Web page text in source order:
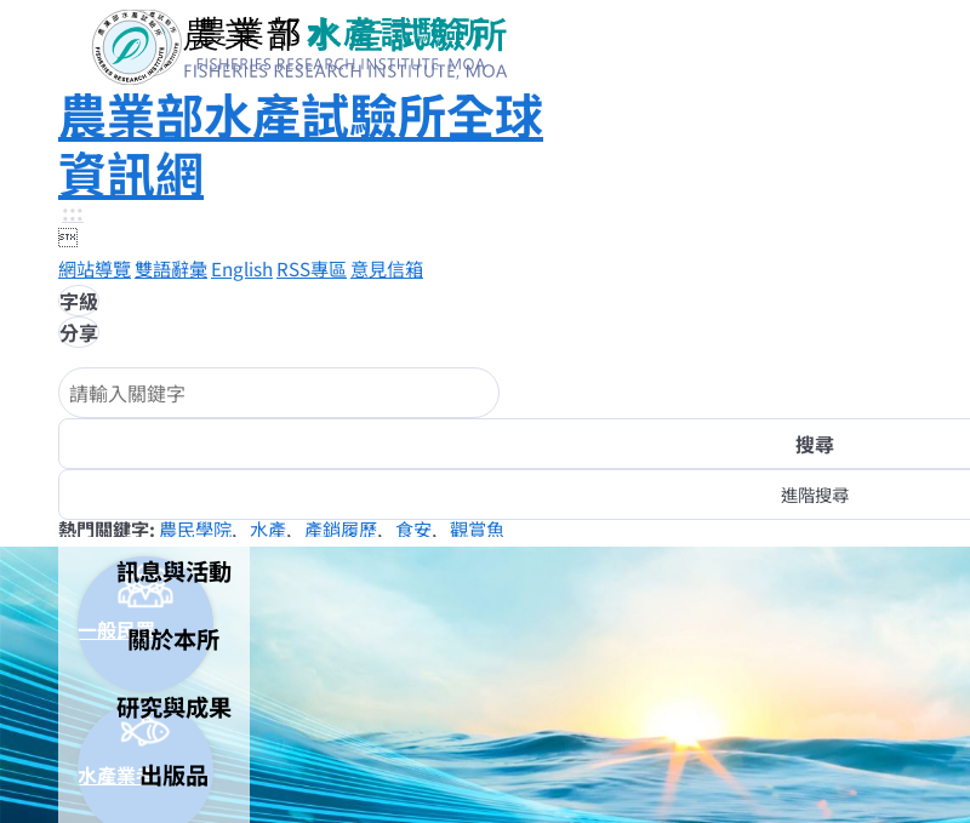
農業部水產試驗所全球
資訊網
:::

網站導覽雙語辭彙English RSS專區 意見信箱
字級
分享
熱門關鍵字 農民學院 水產 產銷履歷 食安 觀賞魚
訊息與活動
關於本所
研究與成果
出版品
一般民眾
水產業者